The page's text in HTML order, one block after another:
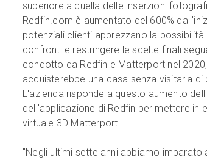
superiore a quella delle inserzioni
Redfin.com è aumentato del 600%
potenziali clienti apprezzano la
confronti e restringere le scelte finali
condotto da Redfin e Matterport nel
acquisterebbe una casa senza visitarla di
L'azienda risponde a questo aumento
dell'applicazione di Redfin per mettere in
virtuale 3D Matterport.
"Negli ultimi sette anni abbiamo